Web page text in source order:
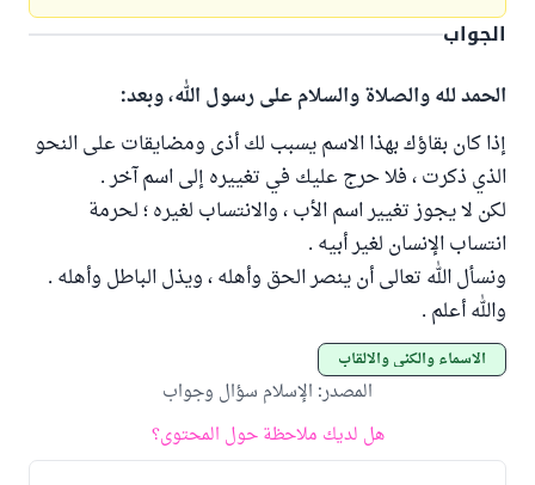
الجواب
الحمد لله والصلاة والسلام على رسول الله، وبعد:
إذا كان بقاؤك بهذا الاسم يسبب لك أذى ومضايقات على النحو
الذي ذكرت ، فلا حرج عليك في تغييره إلى اسم آخر .
لكن لا يجوز تغيير اسم الأب ، والانتساب لغيره ؛ لحرمة
انتساب الإنسان لغير أبيه .
ونسأل الله تعالى أن ينصر الحق وأهله ، ويذل الباطل وأهله .
والله أعلم .
الأسماء والكنى والألقاب
المصدر: الإسلام سؤال وجواب
هل لديك ملاحظة حول المحتوى؟